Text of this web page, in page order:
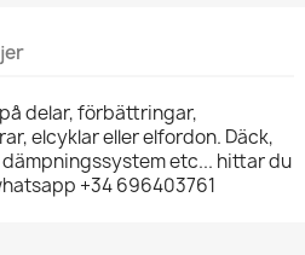
delar, förbättringar,
elcyklar eller elfordon. Däck,
etc... hittar du
+34 696403761